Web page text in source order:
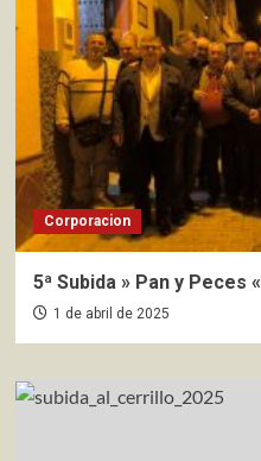
Corporacion
5ª Subida » Pan y Peces «
1 de abril de 2025